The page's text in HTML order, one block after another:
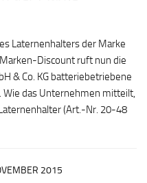
Laternenhalters der Marke
Marken-Discount ruft nun die
& Co. KG batteriebetriebene
Wie das Unternehmen mitteilt,
(Art.-Nr. 20-48
2015